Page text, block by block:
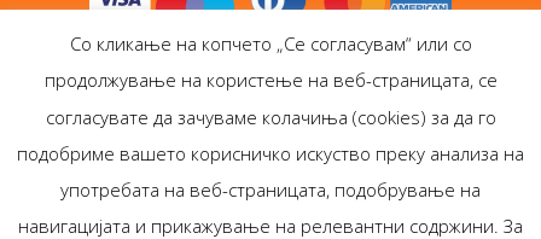
Антолог Боокс дооел
Со кликање на копчето „Се согласувам“ или со
продолжување на користење на веб-страницата, се
согласувате да зачуваме колачиња (cookies) за да го
подобриме вашето корисничко искуство преку анализа на
употребата на веб-страницата, подобрување на
навигацијата и прикажување на релевантни содржини. За